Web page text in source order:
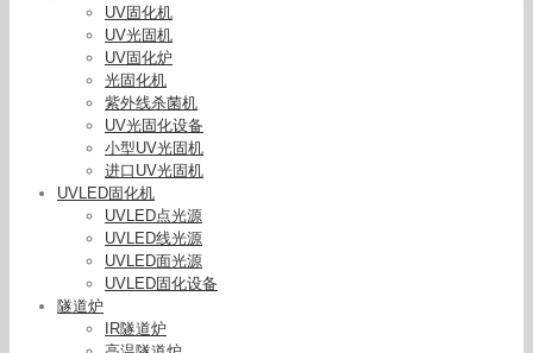
UV固化机
UV光固机
UV固化炉
光固化机
紫外线杀菌机
UV光固化设备
小型UV光固机
进口UV光固机
UVLED固化机
UVLED点光源
UVLED线光源
UVLED面光源
UVLED固化设备
隧道炉
IR隧道炉